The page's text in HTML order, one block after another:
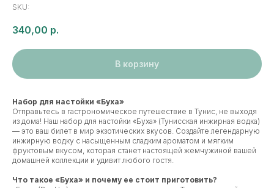
SKU:
340,00 р.
В корзину
Набор для настойки «Буха»
Отправьтесь в гастрономическое путешествие в Тунис, не выходя
из дома! Наш набор для настойки «Буха» (Тунисская инжирная водка)
— это ваш билет в мир экзотических вкусов. Создайте легендарную
инжирную водку с насыщенным сладким ароматом и мягким
фруктовым вкусом, которая станет настоящей жемчужиной вашей
домашней коллекции и удивит любого гостя.
Что такое «Буха» и почему ее стоит приготовить?